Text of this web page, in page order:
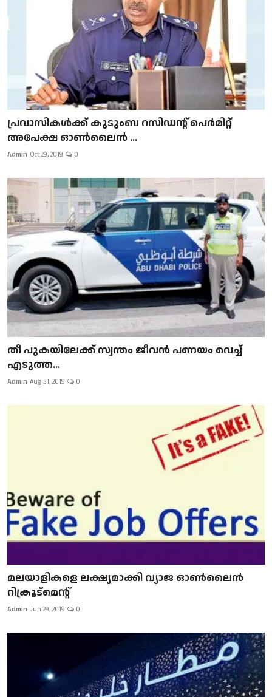
പ്രവാസികള്‍ക്ക് കുടുംബ റസിഡന്റ് പെർമിറ്റ്
അപേക്ഷ ഓൺലൈൻ ...
Admin Oct 29, 2019 0
​​​​​​​തീ പുകയിലേക്ക് സ്വന്തം ജീവന്‍ പണയം വെച്ച്
എടുത്ത...
Admin Aug 31, 2019 0
മലയാളികളെ ലക്ഷ്യമാക്കി വ്യാജ ഓൺലൈൻ
റിക്രൂട്മെന്റ്
Admin Jun 29, 2019 0